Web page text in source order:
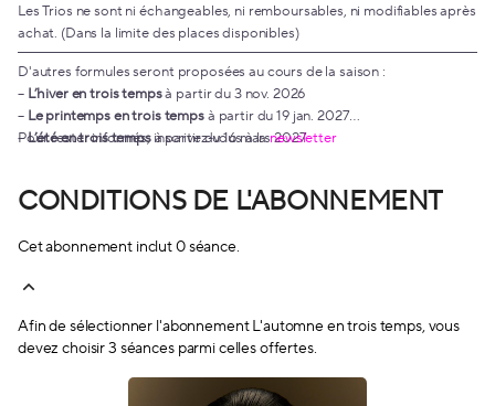
Les Trios ne sont ni échangeables, ni remboursables, ni modifiables après
achat. (Dans la limite des places disponibles)
D'autres formules seront proposées au cours de la saison :
– L’hiver en trois tempsà partir du 3 nov. 2026
– Le printemps en trois tempsà partir du 19 jan. 2027
–L’été en trois tempsà partir du 16 mars 2027
Pour rester informés, inscrivez-vous à lanewsletter
CONDITIONS DE L'ABONNEMENT
Cet abonnement inclut 0 séance.
Afin de sélectionner l'abonnementL'automne en trois temps, vous
devez choisir 3 séances parmi celles offertes.